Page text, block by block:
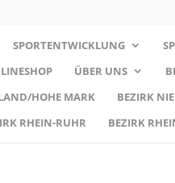
SPORTENTWICKLUNG
ÜBER UNS
HOHE MARK BEZIRK
RHEIN-RUHR BEZIRK